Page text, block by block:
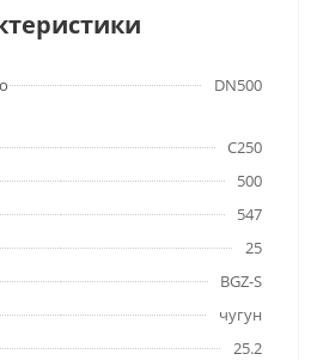
DN500
C250
500
547
25
BGZ-S
чугун
25.2